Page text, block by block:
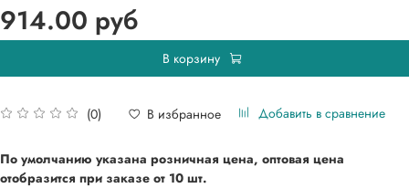
(0) В избранное Добавить в сравнение
914.00 руб
В корзину
По умолчанию указана розничная цена, оптовая цена
отобразится при заказе от 10 шт.